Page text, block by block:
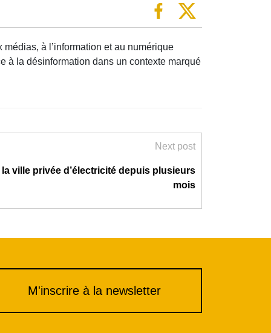
à l’information et au numérique
à la désinformation dans un contexte marqué
Next post
la ville privée d’électricité depuis plusieurs
mois
M'inscrire à la newsletter